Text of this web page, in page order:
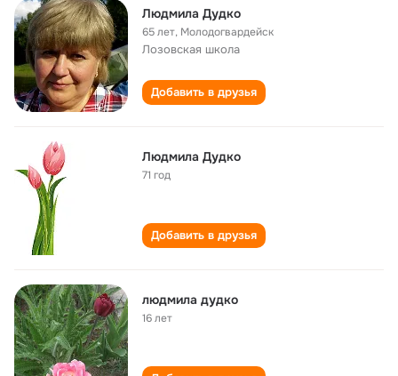
Людмила Дудко
65 лет, Молодогвардейск
Лозовская школа
Добавить в друзья
Людмила Дудко
71 год
Добавить в друзья
людмила дудко
16 лет